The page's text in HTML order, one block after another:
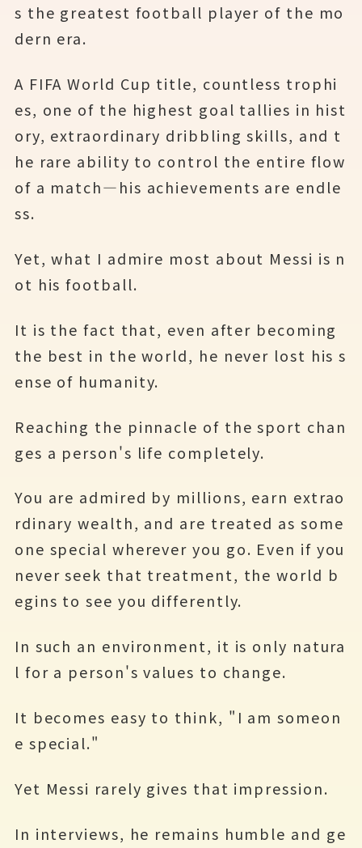
s the greatest football player of the mo
dern era.
A FIFA World Cup title, countless trophi
es, one of the highest goal tallies in hist
ory, extraordinary dribbling skills, and t
he rare ability to control the entire flow
of a match—his achievements are endle
ss.
Yet, what I admire most about Messi is n
ot his football.
It is the fact that, even after becoming
the best in the world, he never lost his s
ense of humanity.
Reaching the pinnacle of the sport chan
ges a person's life completely.
You are admired by millions, earn extrao
rdinary wealth, and are treated as some
one special wherever you go. Even if you
never seek that treatment, the world b
egins to see you differently.
In such an environment, it is only natura
l for a person's values to change.
It becomes easy to think, "I am someon
e special."
Yet Messi rarely gives that impression.
In interviews, he remains humble and ge